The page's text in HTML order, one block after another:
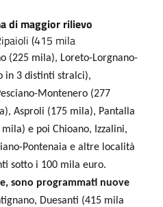
di maggior rilievo
(415 mila
(225 mila), Loreto-Lorgnano-
in 3 distinti stralci),
Montenero (277
Asproli (175 mila), Pantalla
e poi Chioano, Izzalini,
Pontenaia e altre località
sotto i 100 mila euro.
sono programmati nuove
Duesanti (415 mila